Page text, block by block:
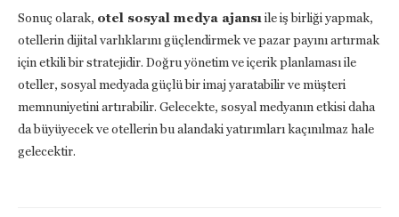
Sonuç olarak, otel sosyal medya ajansıile iş birliği yapmak,
otellerin dijital varlıklarını güçlendirmek ve pazar payını artırmak
için etkili bir stratejidir. Doğru yönetim ve içerik planlaması ile
oteller, sosyal medyada güçlü bir imaj yaratabilir ve müşteri
memnuniyetini artırabilir. Gelecekte, sosyal medyanın etkisi daha
da büyüyecek ve otellerin bu alandaki yatırımları kaçınılmaz hale
gelecektir.